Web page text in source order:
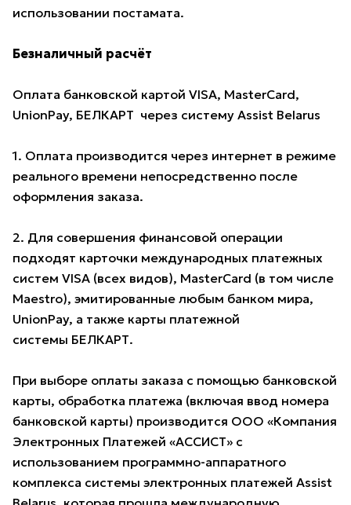
использовании постамата.
Безналичный расчёт
Оплата банковской картой VISA, MasterCard,
UnionPay, БЕЛКАРТ через систему Assist Belarus
1. Оплата производится через интернет в режиме
реального времени непосредственно после
оформления заказа.
2. Для совершения финансовой операции
подходят карточки международных платежных
систем VISA (всех видов), MasterCard (в том числе
Maestro), эмитированные любым банком мира,
UnionPay, а также карты платежной
системы БЕЛКАРТ.
При выборе оплаты заказа с помощью банковской
карты, обработка платежа (включая ввод номера
банковской карты) производится ООО «Компания
Электронных Платежей «АССИСТ» с
использованием программно-аппаратного
комплекса системы электронных платежей Assist